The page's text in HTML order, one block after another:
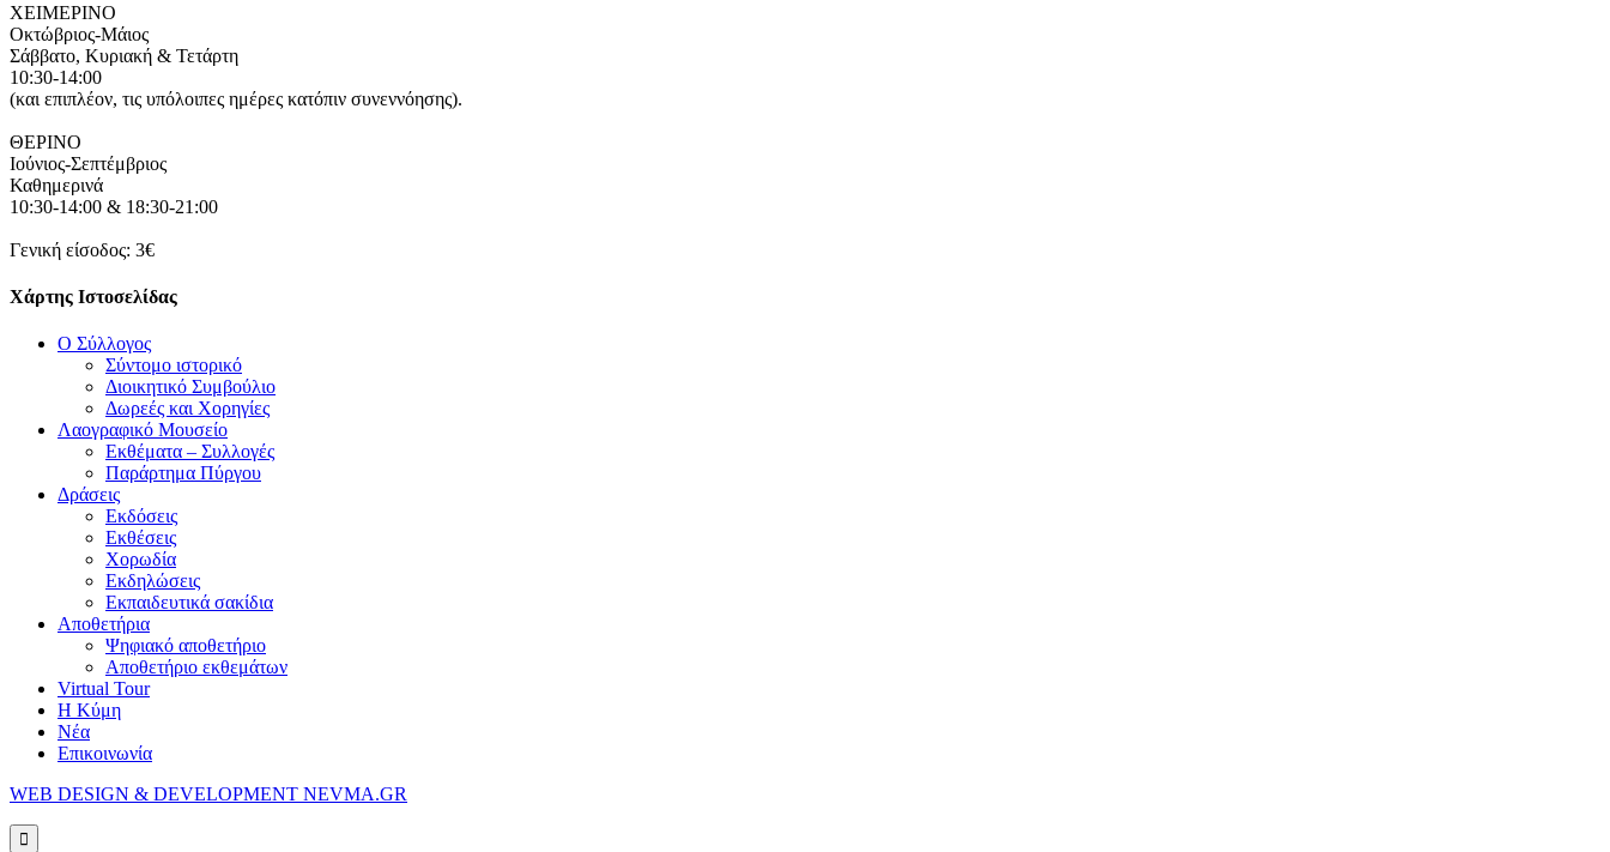
ΧΕΙΜΕΡΙΝΟ
Οκτώβριος-Μάιος
Σάββατο, Κυριακή & Τετάρτη
10:30-14:00
(και επιπλέον, τις υπόλοιπες ημέρες κατόπιν συνεννόησης).
ΘΕΡΙΝΟ
Ιούνιος-Σεπτέμβριος
Καθημερινά
10:30-14:00 & 18:30-21:00
Γενική είσοδος: 3€
Χάρτης Ιστοσελίδας
Ο Σύλλογος
Σύντομο ιστορικό
Διοικητικό Συμβούλιο
Δωρεές και Χορηγίες
Λαογραφικό Μουσείο
Εκθέματα – Συλλογές
Παράρτημα Πύργου
Δράσεις
Εκδόσεις
Εκθέσεις
Χορωδία
Εκδηλώσεις
Εκπαιδευτικά σακίδια
Αποθετήρια
Ψηφιακό αποθετήριο
Αποθετήριο εκθεμάτων
Virtual Tour
Η Κύμη
Νέα
Επικοινωνία
WEB DESIGN & DEVELOPMENT NEVMA.GR
